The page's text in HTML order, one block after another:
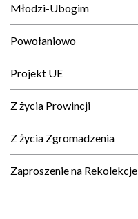
Młodzi-Ubogim
Powołaniowo
Projekt UE
Z życia Prowincji
Z życia Zgromadzenia
Zaproszenie na Rekolekcje